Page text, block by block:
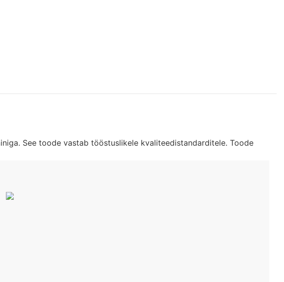
See toode vastab tööstuslikele kvaliteedistandarditele. Toode